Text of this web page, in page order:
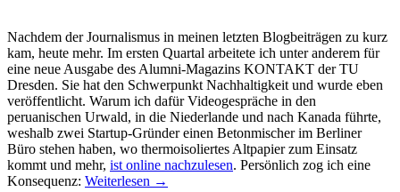
Nachdem der Journalismus in meinen letzten Blogbeiträgen zu kurz
kam, heute mehr. Im ersten Quartal arbeitete ich unter anderem für
eine neue Ausgabe des Alumni-Magazins KONTAKT der TU
Dresden. Sie hat den Schwerpunkt Nachhaltigkeit und wurde eben
veröffentlicht. Warum ich dafür Videogespräche in den
peruanischen Urwald, in die Niederlande und nach Kanada führte,
weshalb zwei Startup-Gründer einen Betonmischer im Berliner
Büro stehen haben, wo thermoisoliertes Altpapier zum Einsatz
kommt und mehr, ist online nachzulesen. Persönlich zog ich eine
Konsequenz: Weiterlesen →